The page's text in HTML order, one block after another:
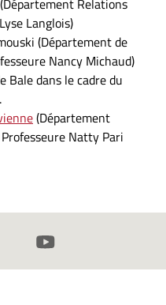
Relations
Langlois)
(Département de
Nancy Michaud)
Bale dans le cadre du
(Département
Natty Pari